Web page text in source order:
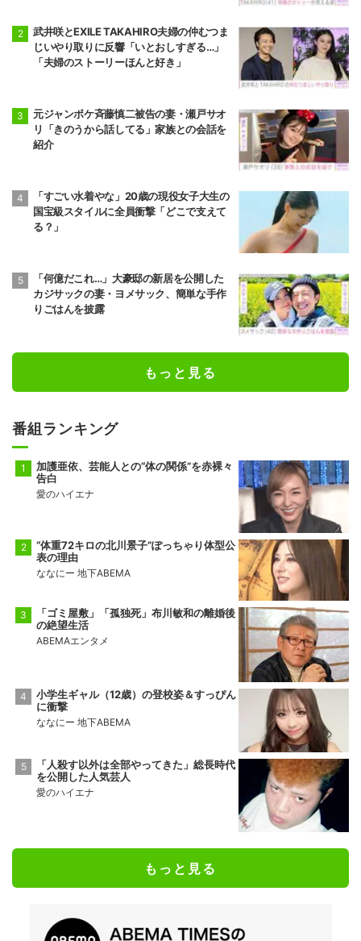
武井咲とEXILE TAKAHIRO夫婦の仲むつま
じいやり取りに反響「いとおしすぎる…」
「夫婦のストーリーほんと好き」
元ジャンポケ斉藤慎二被告の妻・瀬戸サオ
リ「きのうから話してる」家族との会話を
紹介
「すごい水着やな」20歳の現役女子大生の
国宝級スタイルに全員衝撃「どこで支えて
る？」
「何億だこれ…」大豪邸の新居を公開した
カジサックの妻・ヨメサック、簡単な手作
りごはんを披露
もっと見る
番組ランキング
加護亜依、芸能人との“体の関係”を赤裸々
告白
愛のハイエナ
“体重72キロの北川景子”ぽっちゃり体型公
表の理由
ななにー 地下ABEMA
「ゴミ屋敷」「孤独死」布川敏和の離婚後
の絶望生活
ABEMAエンタメ
小学生ギャル（12歳）の登校姿＆すっぴん
に衝撃
ななにー 地下ABEMA
「人殺す以外は全部やってきた」総長時代
を公開した人気芸人
愛のハイエナ
もっと見る